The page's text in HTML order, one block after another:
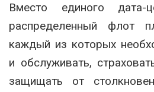
Вместо единого дата-
распределенный флот
каждый из которых
и обслуживать,
защищать от